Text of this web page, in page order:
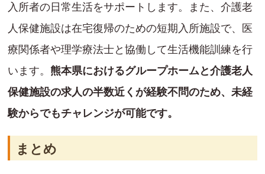
入所者の日常生活をサポートします。また、介護老
人保健施設は在宅復帰のための短期入所施設で、医
療関係者や理学療法士と協働して生活機能訓練を行
います。 熊本県におけるグループホームと介護老人
保健施設の求人の半数近くが経験不問のため、未経
験からでもチャレンジが可能です。
まとめ